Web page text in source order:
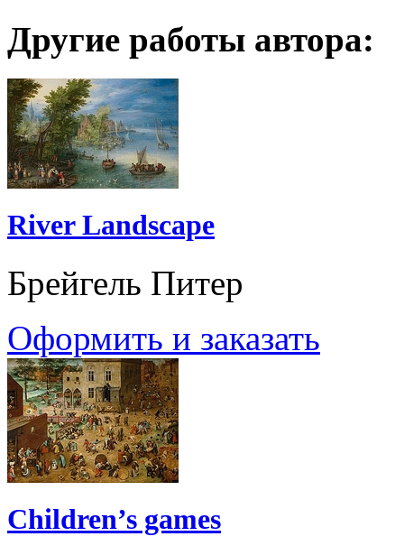
Другие работы автора:
River Landscape
Брейгель Питер
Оформить и заказать
Children’s games